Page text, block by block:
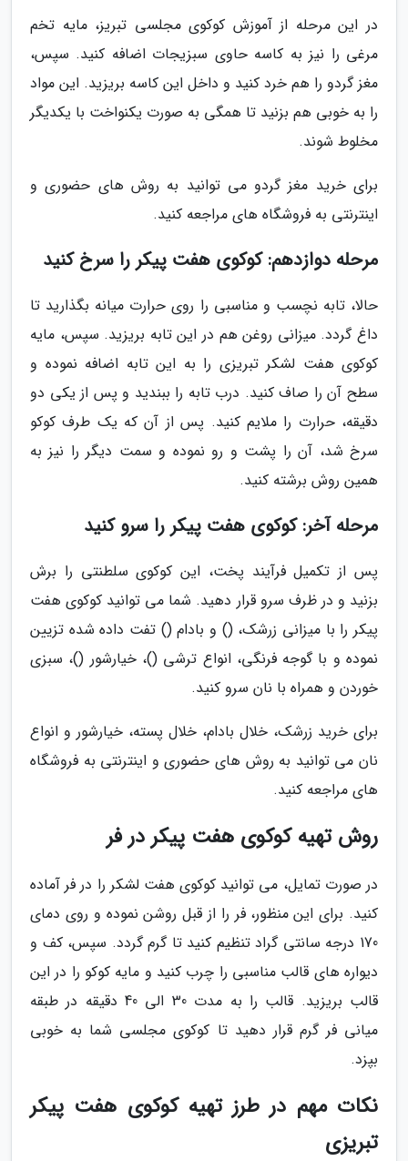
در این مرحله از آموزش کوکوی مجلسی تبریز، مایه تخم
مرغی را نیز به کاسه حاوی سبزیجات اضافه کنید. سپس،
مغز گردو را هم خرد کنید و داخل این کاسه بریزید. این مواد
را به خوبی هم بزنید تا همگی به صورت یکنواخت با یکدیگر
مخلوط شوند.
برای خرید مغز گردو می توانید به روش های حضوری و
اینترنتی به فروشگاه های مراجعه کنید.
مرحله دوازدهم: کوکوی هفت پیکر را سرخ کنید
حالا، تابه نچسب و مناسبی را روی حرارت میانه بگذارید تا
داغ گردد. میزانی روغن هم در این تابه بریزید. سپس، مایه
کوکوی هفت لشکر تبریزی را به این تابه اضافه نموده و
سطح آن را صاف کنید. درب تابه را ببندید و پس از یکی دو
دقیقه، حرارت را ملایم کنید. پس از آن که یک طرف کوکو
سرخ شد، آن را پشت و رو نموده و سمت دیگر را نیز به
همین روش برشته کنید.
مرحله آخر: کوکوی هفت پیکر را سرو کنید
پس از تکمیل فرآیند پخت، این کوکوی سلطنتی را برش
بزنید و در ظرف سرو قرار دهید. شما می توانید کوکوی هفت
پیکر را با میزانی زرشک، () و بادام () تفت داده شده تزیین
نموده و با گوجه فرنگی، انواع ترشی ()، خیارشور ()، سبزی
خوردن و همراه با نان سرو کنید.
برای خرید زرشک، خلال بادام، خلال پسته، خیارشور و انواع
نان می توانید به روش های حضوری و اینترنتی به فروشگاه
های مراجعه کنید.
روش تهیه کوکوی هفت پیکر در فر
در صورت تمایل، می توانید کوکوی هفت لشکر را در فر آماده
کنید. برای این منظور، فر را از قبل روشن نموده و روی دمای
170 درجه سانتی گراد تنظیم کنید تا گرم گردد. سپس، کف و
دیواره های قالب مناسبی را چرب کنید و مایه کوکو را در این
قالب بریزید. قالب را به مدت 30 الی 40 دقیقه در طبقه
میانی فر گرم قرار دهید تا کوکوی مجلسی شما به خوبی
بپزد.
نکات مهم در طرز تهیه کوکوی هفت پیکر
تبریزی